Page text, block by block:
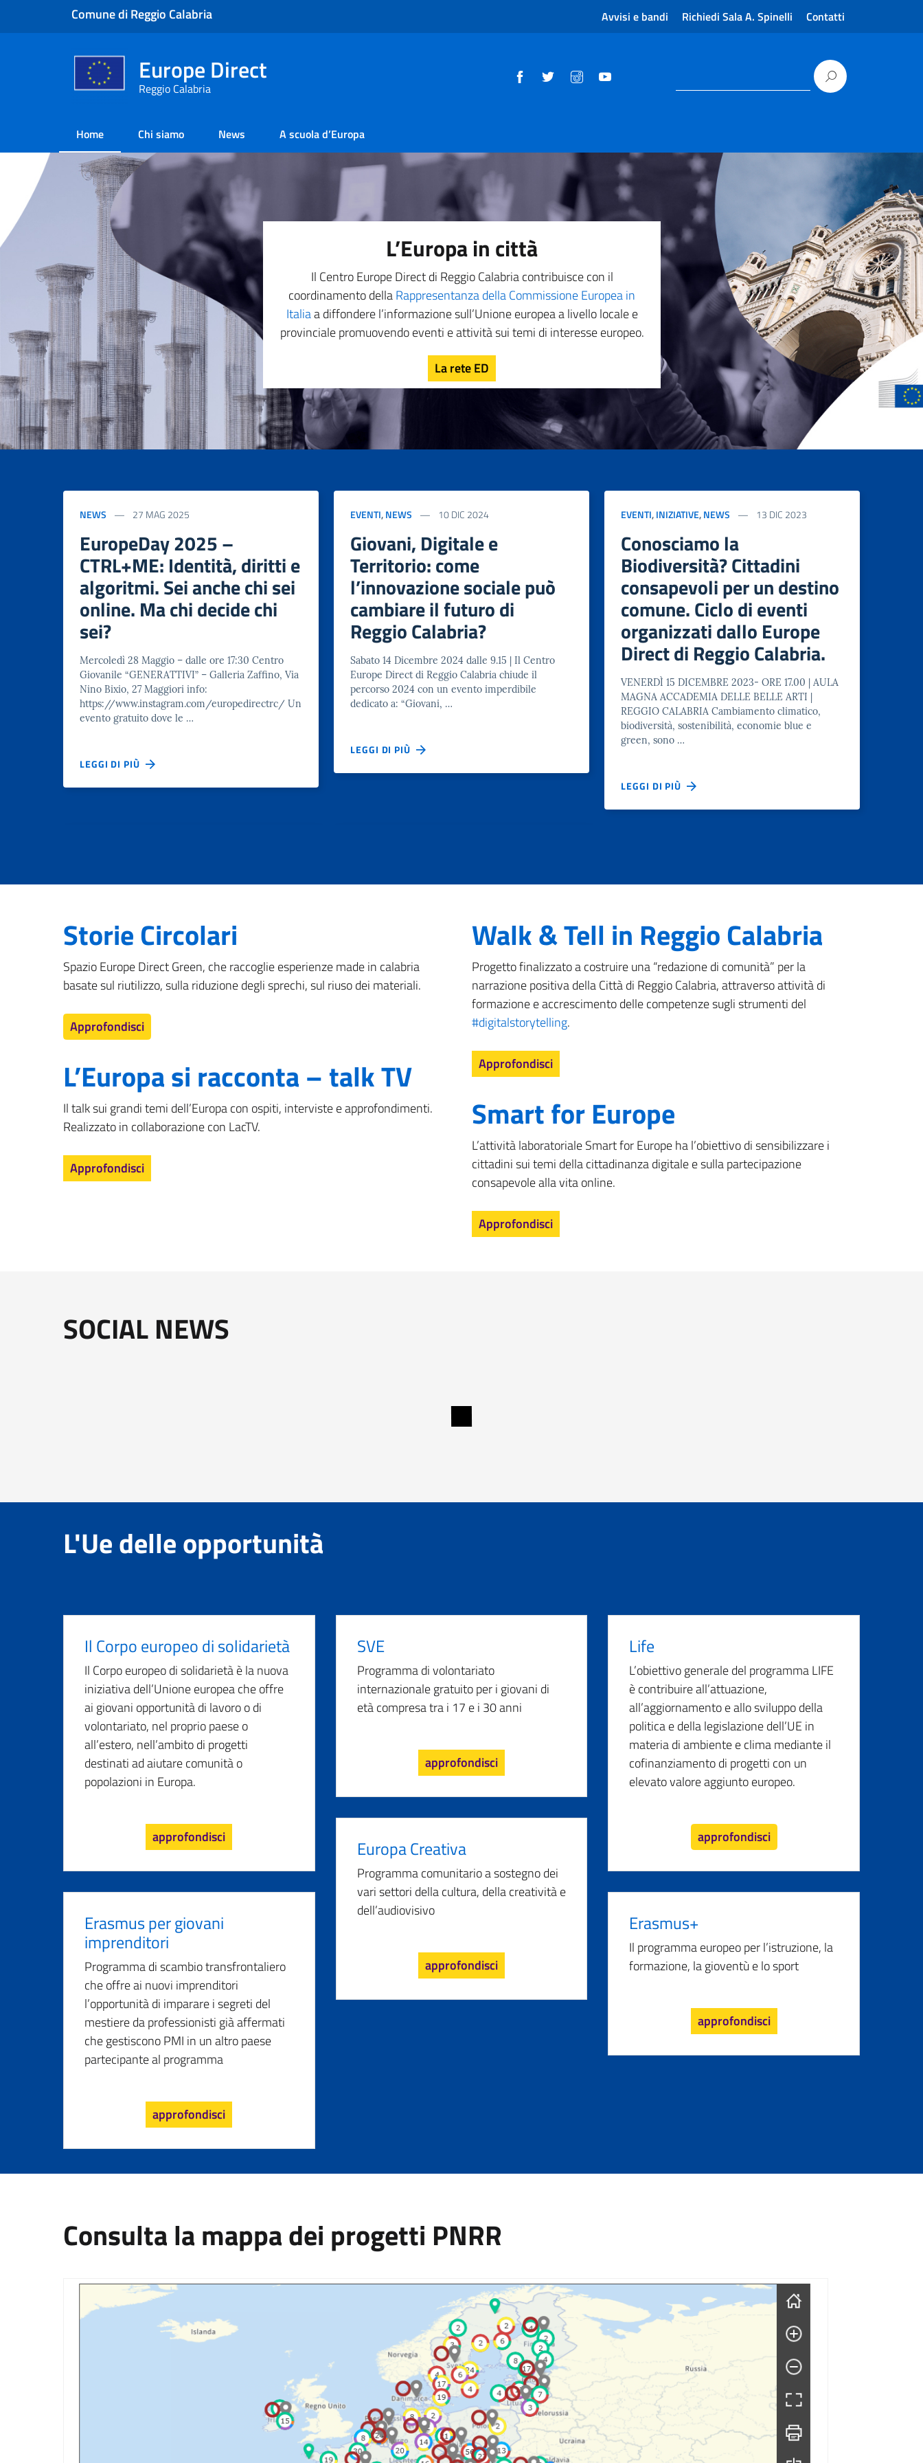
Comune di Reggio Calabria Avvisi e bandi Richiedi Sala A. Spinelli Contatti
Europe Direct
Reggio Calabria
Home Chi siamo News A scuola d’Europa
L’Europa in città
Il Centro Europe Direct di Reggio Calabria contribuisce con il
coordinamento dellaRappresentanza della Commissione Europea in
Italiaa diffondere l’informazione sull’Unione europea a livello locale e
provinciale promuovendo eventi e attività sui temi di interesse europeo.
La rete ED
NEWS 27 MAG 2025
EuropeDay 2025 –
CTRL+ME: Identità, diritti e
algoritmi. Sei anche chi sei
online. Ma chi decide chi
sei?
Mercoledì 28 Maggio – dalle ore 17:30 Centro
Giovanile “GENERATTIVI” – Galleria Zaffino, Via
Nino Bixio, 27 Maggiori info:
https://www.instagram.com/europedirectrc/ Un
evento gratuito dove le …
LEGGI DI PIÙ
EVENTI,NEWS 10 DIC 2024
Giovani, Digitale e
Territorio: come
l’innovazione sociale può
cambiare il futuro di
Reggio Calabria?
Sabato 14 Dicembre 2024 dalle 9.15 | Il Centro
Europe Direct di Reggio Calabria chiude il
percorso 2024 con un evento imperdibile
dedicato a: “Giovani, …
LEGGI DI PIÙ
EVENTI,INIZIATIVE,NEWS 13 DIC 2023
Conosciamo la
Biodiversità? Cittadini
consapevoli per un destino
comune. Ciclo di eventi
organizzati dallo Europe
Direct di Reggio Calabria.
VENERDÌ 15 DICEMBRE 2023- ORE 17.00 | AULA
MAGNA ACCADEMIA DELLE BELLE ARTI |
REGGIO CALABRIA Cambiamento climatico,
biodiversità, sostenibilità, economie blue e
green, sono …
LEGGI DI PIÙ
Storie Circolari
Spazio Europe Direct Green, che raccoglie esperienze made in calabria
basate sul riutilizzo, sulla riduzione degli sprechi, sul riuso dei materiali.
Approfondisci
L’Europa si racconta – talk TV
Il talk sui grandi temi dell’Europa con ospiti, interviste e approfondimenti.
Realizzato in collaborazione con LacTV.
Approfondisci
Walk & Tell in Reggio Calabria
Progetto finalizzato a costruire una “redazione di comunità” per la
narrazione positiva della Città di Reggio Calabria, attraverso attività di
formazione e accrescimento delle competenze sugli strumenti del
#digitalstorytelling.
Approfondisci
Smart for Europe
L’attività laboratoriale Smart for Europe ha l’obiettivo di sensibilizzare i
cittadini sui temi della cittadinanza digitale e sulla partecipazione
consapevole alla vita online.
Approfondisci
SOCIAL NEWS
L'Ue delle opportunità
Il Corpo europeo di solidarietà
Il Corpo europeo di solidarietà è la nuova
iniziativa dell’Unione europea che offre
ai giovani opportunità di lavoro o di
volontariato, nel proprio paese o
all’estero, nell’ambito di progetti
destinati ad aiutare comunità o
popolazioni in Europa.
approfondisci
Erasmus per giovani
imprenditori
Programma di scambio transfrontaliero
che offre ai nuovi imprenditori
l’opportunità di imparare i segreti del
mestiere da professionisti già affermati
che gestiscono PMI in un altro paese
partecipante al programma
approfondisci
SVE
Programma di volontariato
internazionale gratuito per i giovani di
età compresa tra i 17 e i 30 anni
approfondisci
Europa Creativa
Programma comunitario a sostegno dei
vari settori della cultura, della creatività e
dell’audiovisivo
approfondisci
Life
L’obiettivo generale del programma LIFE
è contribuire all’attuazione,
all’aggiornamento e allo sviluppo della
politica e della legislazione dell’UE in
materia di ambiente e clima mediante il
cofinanziamento di progetti con un
elevato valore aggiunto europeo.
approfondisci
Erasmus+
Il programma europeo per l’istruzione, la
formazione, la gioventù e lo sport
approfondisci
Consulta la mappa dei progetti PNRR